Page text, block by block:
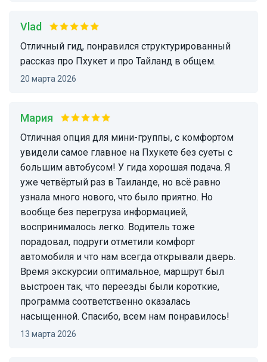
Vlad
Отличный гид, понравился структурированный
рассказ про Пхукет и про Тайланд в общем.
20 марта 2026
Мария
Отличная опция для мини-группы, с комфортом
увидели самое главное на Пхукете без суеты с
большим автобусом! У гида хорошая подача. Я
уже четвёртый раз в Таиланде, но всё равно
узнала много нового, что было приятно. Но
вообще без перегруза информацией,
воспринималось легко. Водитель тоже
порадовал, подруги отметили комфорт
автомобиля и что нам всегда открывали дверь.
Время экскурсии оптимальное, маршрут был
выстроен так, что переезды были короткие,
программа соответственно оказалась
насыщенной. Спасибо, всем нам понравилось!
13 марта 2026